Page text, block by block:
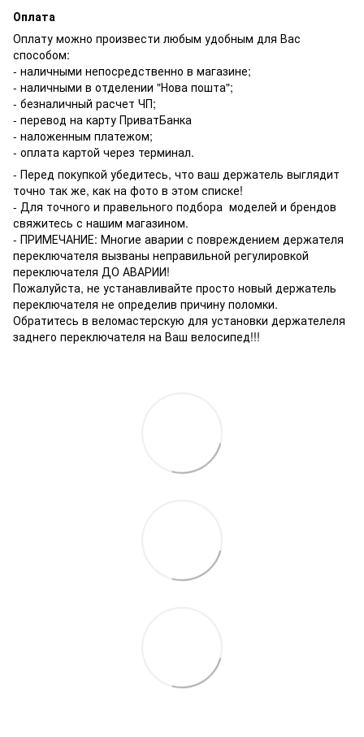
Оплата
Оплату можно произвести любым удобным для Вас
способом:
- наличными непосредственно в магазине;
- наличными в отделении "Нова пошта";
- безналичный расчет ЧП;
- перевод на карту ПриватБанка
- наложенным платежом;
- оплата картой через терминал.
- Перед покупкой убедитесь, что ваш держатель выглядит
точно так же, как на фото в этом списке!
- Для точного и правельного подбора моделей и брендов
свяжитесь с нашим магазином.
- ПРИМЕЧАНИЕ: Многие аварии с повреждением держателя
переключателя вызваны неправильной регулировкой
переключателя ДО АВАРИИ!
Пожалуйста, не устанавливайте просто новый держатель
переключателя не определив причину поломки.
Обратитесь в веломастерскую для установки держателеля
заднего переключателя на Ваш велосипед!!!